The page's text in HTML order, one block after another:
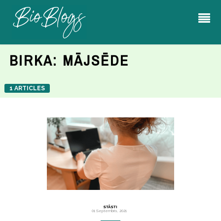
BIRKA: MĀJSĒDE
1 ARTICLES
STĀSTI
01 Septembris, 2021